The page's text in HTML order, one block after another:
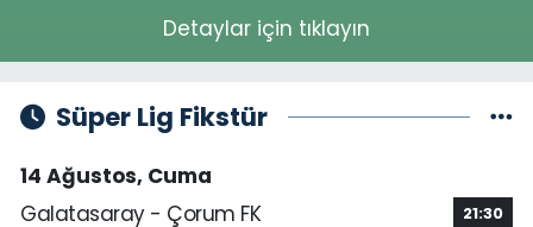
Detaylar için tıklayın
Süper Lig Fikstür
14 Ağustos, Cuma
Galatasaray - Çorum FK
21:30